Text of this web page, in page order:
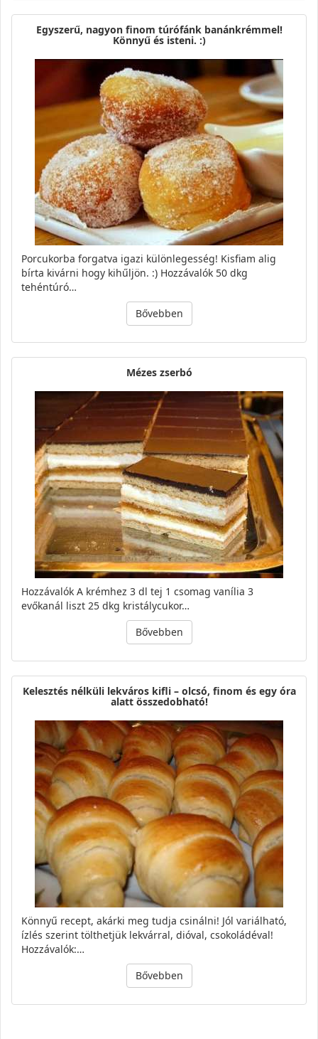
Egyszerű, nagyon finom túrófánk banánkrémmel!
Könnyű és isteni. :)
Porcukorba forgatva igazi különlegesség! Kisfiam alig
bírta kivárni hogy kihűljön. :) Hozzávalók 50 dkg
tehéntúró…
Bővebben
Mézes zserbó
Hozzávalók A krémhez 3 dl tej 1 csomag vanília 3
evőkanál liszt 25 dkg kristálycukor…
Bővebben
Kelesztés nélküli lekváros kifli – olcsó, finom és egy óra
alatt összedobható!
Könnyű recept, akárki meg tudja csinálni! Jól variálható,
ízlés szerint tölthetjük lekvárral, dióval, csokoládéval!
Hozzávalók:…
Bővebben